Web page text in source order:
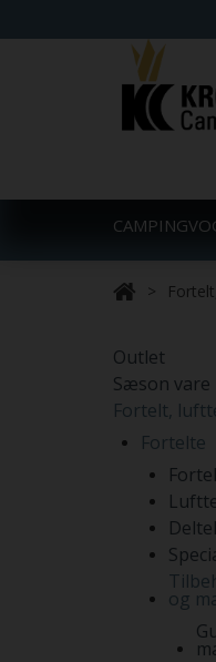
Outlet
Sæson vare
Fortelt,
Fortelte
og